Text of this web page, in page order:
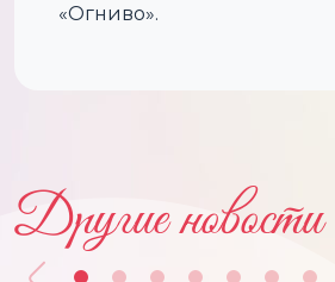
«Огниво».
Другие новости